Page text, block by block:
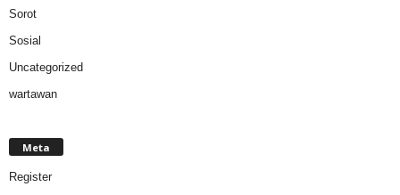
Sorot
Sosial
Uncategorized
wartawan
Meta
Register